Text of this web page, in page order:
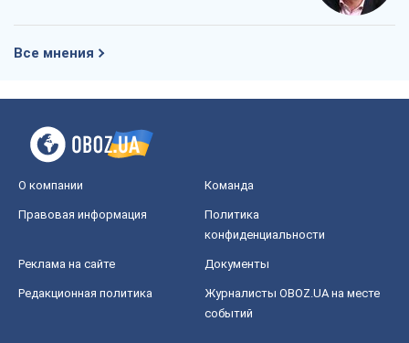
Все мнения
О компании Команда
Правовая информация
Политика
конфиденциальности
Реклама на сайте Документы
Редакционная политика
Журналисты OBOZ.UA на месте
событий